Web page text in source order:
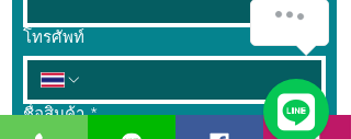
โทรศัพท์
ชื่อสินค้า *